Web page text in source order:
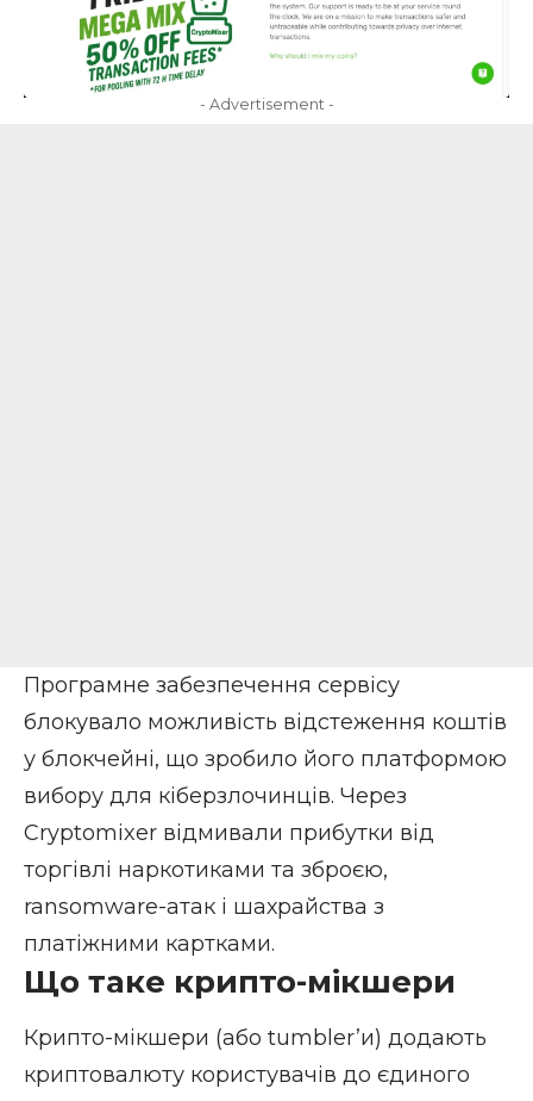
- Advertisement -
Програмне забезпечення сервісу
блокувало можливість відстеження коштів
у блокчейні, що зробило його платформою
вибору для кіберзлочинців. Через
Cryptomixer відмивали прибутки від
торгівлі наркотиками та зброєю,
ransomware-атак і шахрайства з
платіжними картками.
Що таке крипто-мікшери
Крипто-мікшери (або tumbler’и) додають
криптовалюту користувачів до єдиного